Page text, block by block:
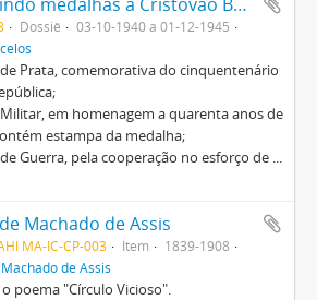
Dossiê
03-10-1940 a 01-12-1945
Prata, comemorativa do cinquentenário
em homenagem a quarenta anos de
estampa da medalha;
Guerra, pela cooperação no esforço de ...
Machado de Assis
MA-IC-CP-003 Item
1839-1908
Machado de Assis
poema "Círculo Vicioso".